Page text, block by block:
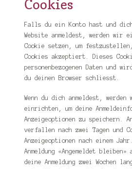
Cookies
Falls du ein Konto hast und
Website anmeldest, werden wir
Cookie setzen, um
Cookies akzeptiert. Dieses
personenbezogenen Daten und
du deinen Browser schliesst.
Wenn du dich anmeldest,
einrichten, um deine
Anzeigeoptionen zu speichern.
verfallen nach zwei Tagen und
Anzeigeoptionen nach einem
Anmeldung «Angemeldet
deine Anmeldung zwei Wochen